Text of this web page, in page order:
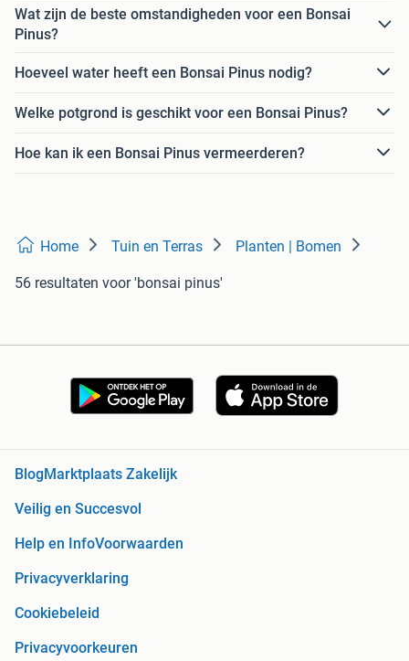
Wat zijn de beste omstandigheden voor een Bonsai
Pinus?
Hoeveel water heeft een Bonsai Pinus nodig?
Welke potgrond is geschikt voor een Bonsai Pinus?
Hoe kan ik een Bonsai Pinus vermeerderen?
Home Tuin en Terras Planten | Bomen
56 resultaten voor 'bonsai pinus'
BlogMarktplaats Zakelijk
Veilig en Succesvol
Help en InfoVoorwaarden
Privacyverklaring
Cookiebeleid
Privacyvoorkeuren